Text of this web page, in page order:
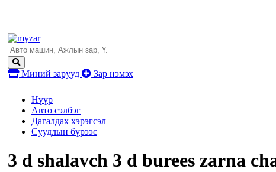
Миний зарууд Зар нэмэх
Нүүр
Авто сэлбэг
Дагалдах хэрэгсэл
Суудлын бүрээс
3 d shalavch 3 d burees zarna